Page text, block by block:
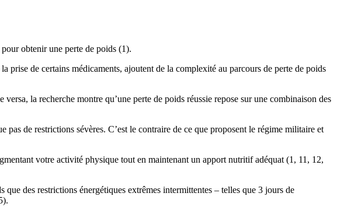
obtenir une perte de poids (1).
prise de certains médicaments, ajoutent de la complexité au parcours de perte de poids
la recherche montre qu’une perte de poids réussie repose sur une combinaison des
de restrictions sévères. C’est le contraire de ce que proposent le régime militaire et
votre activité physique tout en maintenant un apport nutritif adéquat (1, 11, 12,
des restrictions énergétiques extrêmes intermittentes – telles que 3 jours de